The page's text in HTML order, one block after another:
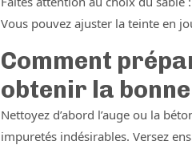
Vous pouvez ajuster la teinte en
Comment
obtenir la
Nettoyez d’abord l’auge ou la
impuretés indésirables. Versez